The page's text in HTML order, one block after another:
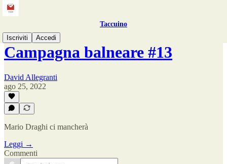
Taccuino
Iscriviti
Accedi
Campagna balneare #13
David Allegranti
ago 25, 2022
Mario Draghi ci mancherà
Leggi →
Commenti